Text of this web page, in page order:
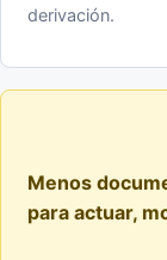
derivación.
Menos
para actuar,